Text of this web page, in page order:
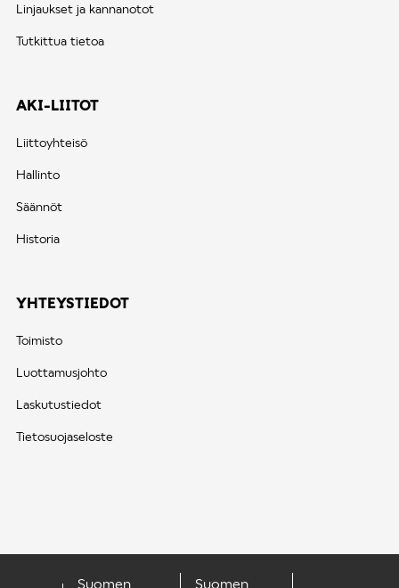
Linjaukset ja kannanotot
Tutkittua tietoa
AKI-LIITOT
Liittoyhteisö
Hallinto
Säännöt
Historia
YHTEYSTIEDOT
Toimisto
Luottamusjohto
Laskutustiedot
Tietosuojaseloste
Suomen Suomen